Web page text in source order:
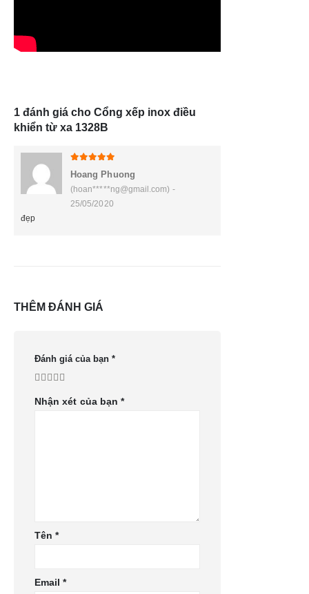
1 đánh giá cho Cổng xếp inox điều
khiển từ xa 1328B
Hoang Phuong
(hoan*****ng@gmail.com) -
25/05/2020
đẹp
THÊM ĐÁNH GIÁ
Đánh giá của bạn *
Nhận xét của bạn*
Tên*
Email*